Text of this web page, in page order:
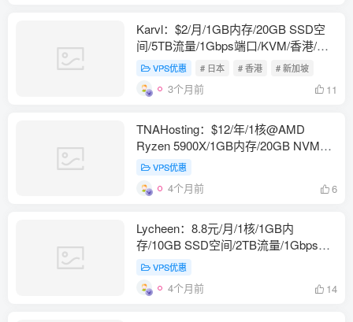
Karvl：$2/月/1GB内存/20GB SSD空
间/5TB流量/1Gbps端口/KVM/香港/日
本/新加坡/洛杉矶/达拉斯
VPS优惠 # 日本 # 香港 # 新加坡
3个月前 11
TNAHosting：$12/年/1核@AMD
Ryzen 5900X/1GB内存/20GB NVMe
空间/15TB流量/1Gbps端口/KVM/芝加
VPS优惠
4个月前 6
Lycheen：8.8元/月/1核/1GB内
存/10GB SSD空间/2TB流量/1Gbps端
口/KVM/圣何塞/日本，美国原生IP
VPS优惠
4个月前 14